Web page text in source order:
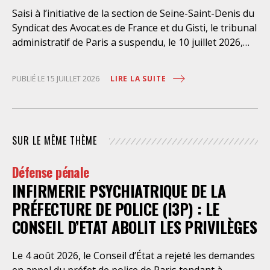
Saisi à l’initiative de la section de Seine-Saint-Denis du
Syndicat des Avocat.es de France et du Gisti, le tribunal
administratif de Paris a suspendu, le 10 juillet 2026,
œuvre de prestations d’information et d’assistance
juridique des étrangers maintenus dans les locaux de
droits fondamentaux des personnes retenues et
déontologiques régissant la profession d’avocat. Ainsi,
l’assistance dont bénéficient les personnes retenues,
limitée à trois heures de permanence téléphonique
quotidienne sauf le dimanche (la présence de l’avocat
dans les locaux n’étant prévue qu’à titre exceptionnel),
l’objet le retenu ainsi que les droits qui découlent de
PUBLIÉ LE 15 JUILLET 2026 LIRE LA SUITE
SUR LE MÊME THÈME
Défense pénale
INFIRMERIE PSYCHIATRIQUE DE LA
PRÉFECTURE DE POLICE (I3P) : LE
CONSEIL D’ETAT ABOLIT LES PRIVILÈGES
Le 4 août 2026, le Conseil d’État a rejeté les demandes